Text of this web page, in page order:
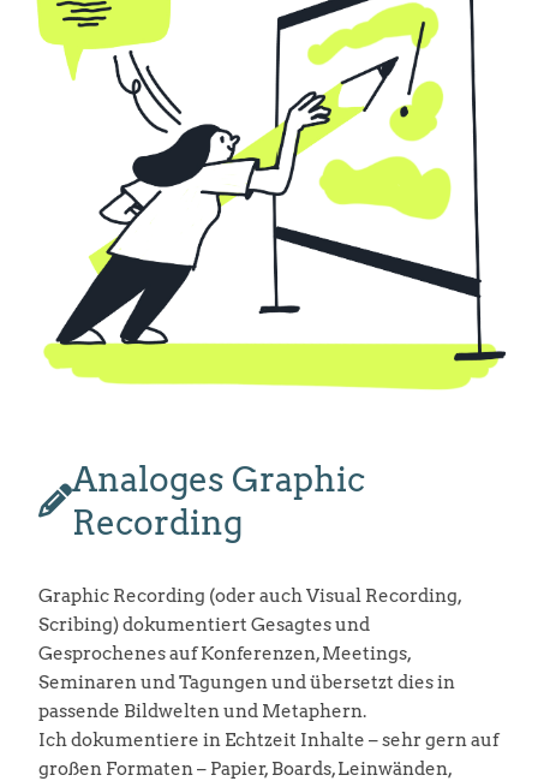
VISUALISIERUNGS-WORKSHOPS
Analoges Graphic
Recording
Graphic Recording (oder auch Visual Recording,
Scribing) dokumentiert Gesagtes und
Gesprochenes auf Konferenzen, Meetings,
Seminaren und Tagungen und übersetzt dies in
passende Bildwelten und Metaphern.
Ich dokumentiere in Echtzeit Inhalte – sehr gern auf
großen Formaten – Papier, Boards, Leinwänden,